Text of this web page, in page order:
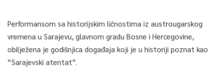
Performansom sa historijskim ličnostima iz austrougarskog
vremena u Sarajevu, glavnom gradu Bosne i Hercegovine,
obilježena je godišnjica događaja koji je u historiji poznat kao
“Sarajevski atentat”.